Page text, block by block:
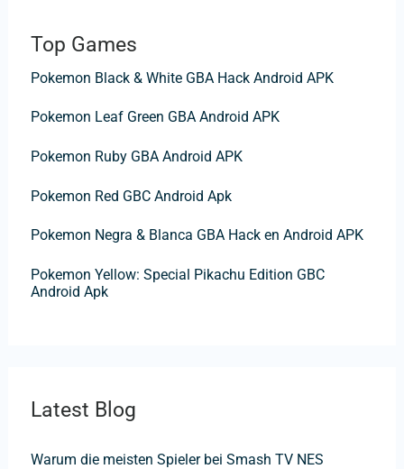
c
h
f
r
:
Top Games
Pokemon Black & White GBA Hack Android APK
Pokemon Leaf Green GBA Android APK
Pokemon Ruby GBA Android APK
Pokemon Red GBC Android Apk
Pokemon Negra & Blanca GBA Hack en Android APK
Pokemon Yellow: Special Pikachu Edition GBC
Android Apk
Latest Blog
Warum die meisten Spieler bei Smash TV NES